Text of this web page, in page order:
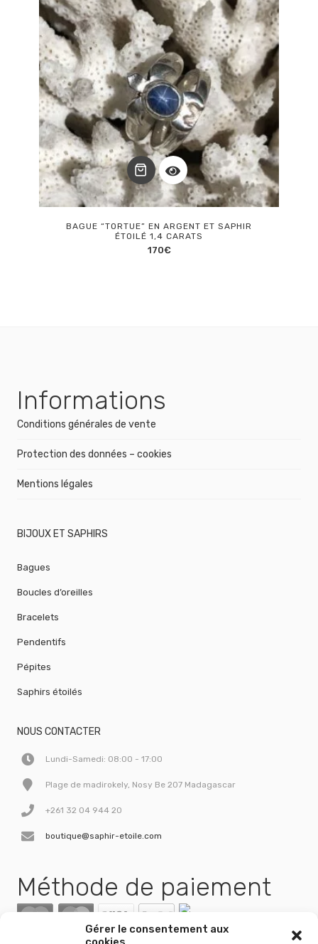
Gérer le consentement aux
BAGUE “TORTUE” EN ARGENT ET SAPHIR
ÉTOILÉ 1,4 CARATS
170€
Informations
Conditions générales de vente
Protection des données – cookies
Mentions légales
BIJOUX ET SAPHIRS
Bagues
Boucles d’oreilles
Bracelets
Pendentifs
Pépites
Saphirs étoilés
NOUS CONTACTER
Lundi-Samedi: 08:00 - 17:00
Plage de madirokely, Nosy Be 207 Madagascar
+261 32 04 944 20
boutique@saphir-etoile.com
Méthode de paiement